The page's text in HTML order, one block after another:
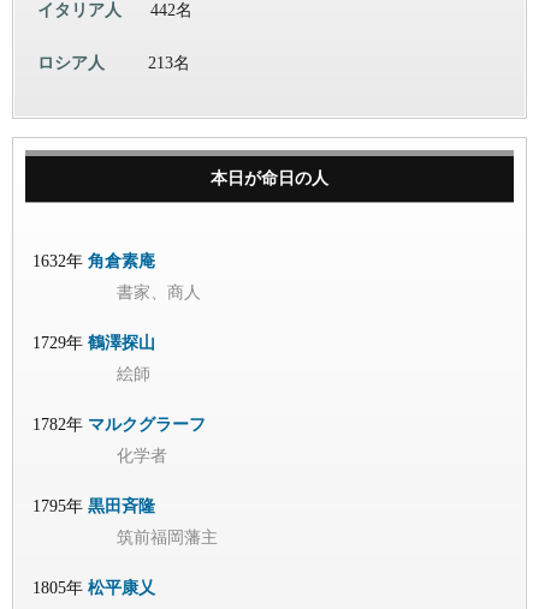
イタリア人 442名
ロシア人 213名
本日が命日の人
1632年 角倉素庵
書家、商人
1729年 鶴澤探山
絵師
1782年 マルクグラーフ
化学者
1795年 黒田斉隆
筑前福岡藩主
1805年 松平康乂